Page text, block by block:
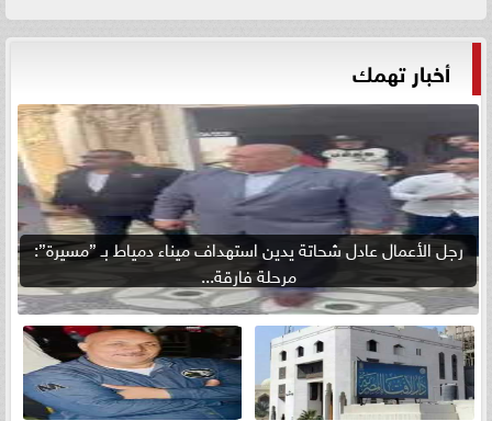
أخبار تهمك
رجل الأعمال عادل شحاتة يدين استهداف ميناء دمياط بـ ”مسيرة”:
مرحلة فارقة...